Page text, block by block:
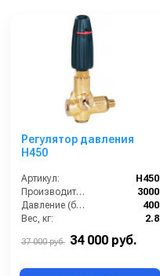
Регулятор давления
H450
Артикул:
H450
Производительность (л/ч):
3000
Давление (бар):
400
Вес, кг:
2.8
Италия
37 000 руб. 34 000 руб.